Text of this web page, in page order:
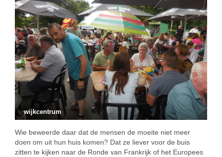
wijkcentrum
Wie beweerde daar dat de mensen de moeite niet meer
doen om uit hun huis komen? Dat ze liever voor de buis
zitten te kijken naar de Ronde van Frankrijk of het Europees